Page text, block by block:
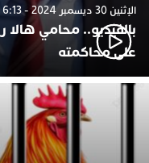
الإثنين 30 ديسمبر 2024 - 6:13
بالفيديو.. محامي
على محاكمته